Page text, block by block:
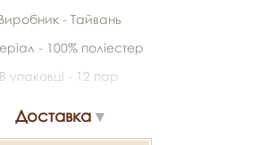
- Тайвань
- 100% поліестер
В упаковці - 12 пар
Доставка